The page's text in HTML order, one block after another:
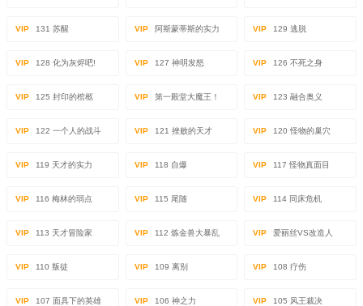
VIP 131 苏醒 VIP 阿斯蒙蒂斯的实力 VIP 129 逃脱
VIP 128 化为灰烬吧! VIP 127 神明发怒 VIP 126 不死之身
VIP 125 封印的棺柩 VIP 第一殿堂大魔王！ VIP 123 融合奥义
VIP 122 一个人的战斗 VIP 121 挫败的天才 VIP 120 怪物的巢穴
VIP 119 天才的实力 VIP 118 自爆 VIP 117 怪物真面目
VIP 116 梅林的弱点 VIP 115 尾随 VIP 114 同床危机
VIP 113 天才冒险家 VIP 112 炼金兽大暴乱 VIP 爱丽丝VS改造人
VIP 110 叛徒 VIP 109 离别 VIP 108 疗伤
VIP 107 面具下的英雄 VIP 106 神之力 VIP 105 风王裁决